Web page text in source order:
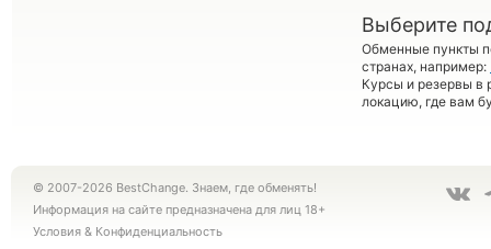
Выберите
Обменные пункты
странах, например:
Курсы и резервы в
локацию, где вам
© 2007-2026 BestChange. Знаем, где обменять!
Информация на сайте предназначена для лиц 18+
Условия & Конфиденциальность